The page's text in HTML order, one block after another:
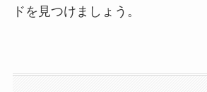
ドを見つけましょう。